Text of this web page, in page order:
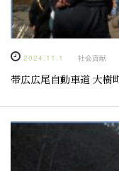
2024.11.1 社会貢献
帯広広尾自動車道 大樹